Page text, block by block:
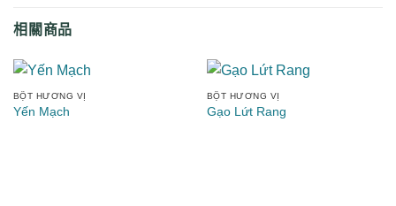
相關商品
BỘT HƯƠNG VỊ
Yến Mạch
BỘT HƯƠNG VỊ
Gạo Lứt Rang